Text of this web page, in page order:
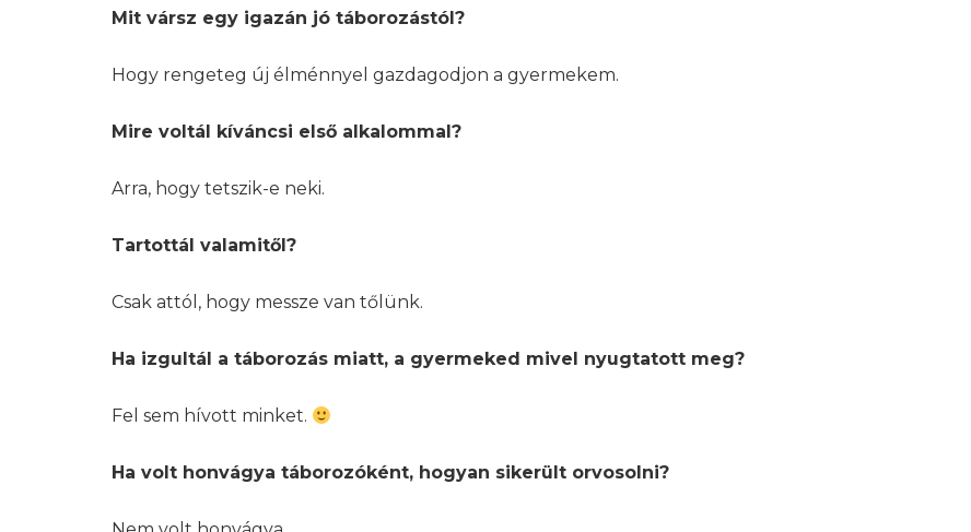
Mit vársz egy igazán jó táborozástól?
Hogy rengeteg új élménnyel gazdagodjon a gyermekem.
Mire voltál kíváncsi első alkalommal?
Arra, hogy tetszik-e neki.
Tartottál valamitől?
Csak attól, hogy messze van tőlünk.
Ha izgultál a táborozás miatt, a gyermeked mivel nyugtatott meg?
Fel sem hívott minket.
Ha volt honvágya táborozóként, hogyan sikerült orvosolni?